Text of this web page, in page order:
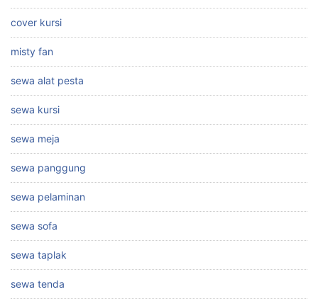
cover kursi
misty fan
sewa alat pesta
sewa kursi
sewa meja
sewa panggung
sewa pelaminan
sewa sofa
sewa taplak
sewa tenda